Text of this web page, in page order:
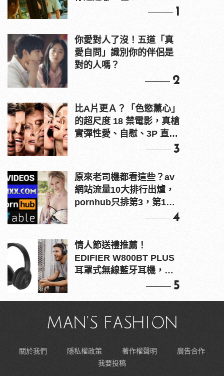
1
你愛對人了沒！五道「真
愛自問」識別你的伴侶是
對的人嗎？
2
比A片更Ａ？「色慾薰心」
的超尺度 18 禁電影，真槍
實彈性愛、自慰、3P 直接
3
原來老司機都看這些？av
網站流量10大排行出爐，
pornhub只排第3，第1名
4
情人節送禮推薦！
EDIFIER W800BT PLUS
耳罩式無線藍牙耳機，在
5
關於我們 隱私權政策 著作權聲明
廣告合作
我要投稿